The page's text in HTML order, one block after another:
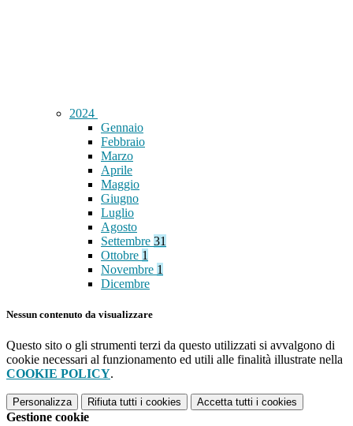
2024
Gennaio
Febbraio
Marzo
Aprile
Maggio
Giugno
Luglio
Agosto
Settembre 31
Ottobre 1
Novembre 1
Dicembre
Nessun contenuto da visualizzare
Questo sito o gli strumenti terzi da questo utilizzati si avvalgono di
cookie necessari al funzionamento ed utili alle finalità illustrate nella
COOKIE POLICY.
Personalizza Rifiuta tutti i cookies Accetta tutti i cookies
Gestione cookie